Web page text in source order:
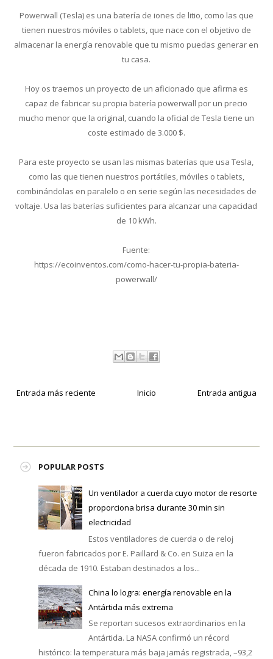
Powerwall (Tesla) es una batería de iones de litio, como las que
tienen nuestros móviles o tablets, que nace con el objetivo de
almacenar la energía renovable que tu mismo puedas generar en
tu casa.
Hoy os traemos un proyecto de un aficionado que afirma es
capaz de fabricar su propia batería powerwall por un precio
mucho menor que la original, cuando la oficial de Tesla tiene un
coste estimado de 3.000 $.
Para este proyecto se usan las mismas baterías que usa Tesla,
como las que tienen nuestros portátiles, móviles o tablets,
combinándolas en paralelo o en serie según las necesidades de
voltaje. Usa las baterías suficientes para alcanzar una capacidad
de 10 kWh.
Fuente:
https://ecoinventos.com/como-hacer-tu-propia-bateria-
powerwall/
Entrada más reciente Entrada antigua
Inicio
POPULAR POSTS
Un ventilador a cuerda cuyo motor de resorte
proporciona brisa durante 30 min sin
electricidad
Estos ventiladores de cuerda o de reloj
fueron fabricados por E. Paillard & Co. en Suiza en la
década de 1910. Estaban destinados a los...
China lo logra: energía renovable en la
Antártida más extrema
Se reportan sucesos extraordinarios en la
Antártida. La NASA confirmó un récord
histórico: la temperatura más baja jamás registrada, –93,2